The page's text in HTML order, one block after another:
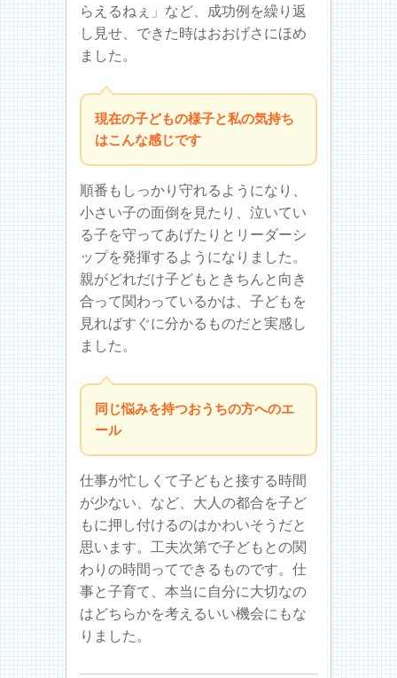
らえるねぇ」など、成功例を繰り返
し見せ、できた時はおおげさにほめ
ました。
現在の子どもの様子と私の気持ち
はこんな感じです
順番もしっかり守れるようになり、
小さい子の面倒を見たり、泣いてい
る子を守ってあげたりとリーダーシ
ップを発揮するようになりました。
親がどれだけ子どもときちんと向き
合って関わっているかは、子どもを
見ればすぐに分かるものだと実感し
ました。
同じ悩みを持つおうちの方へのエ
ール
仕事が忙しくて子どもと接する時間
が少ない、など、大人の都合を子ど
もに押し付けるのはかわいそうだと
思います。工夫次第で子どもとの関
わりの時間ってできるものです。仕
事と子育て、本当に自分に大切なの
はどちらかを考えるいい機会にもな
りました。